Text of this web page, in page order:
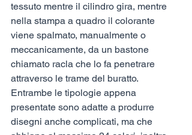
tessuto mentre il cilindro gira, mentre
nella stampa a quadro il colorante
viene spalmato, manualmente o
meccanicamente, da un bastone
chiamato racla che lo fa penetrare
attraverso le trame del buratto.
Entrambe le tipologie appena
presentate sono adatte a produrre
disegni anche complicati, ma che